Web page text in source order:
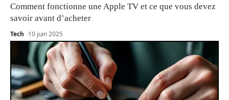
Comment fonctionne une Apple TV et ce que vous devez
savoir avant d’acheter
Tech 10 juin 2025